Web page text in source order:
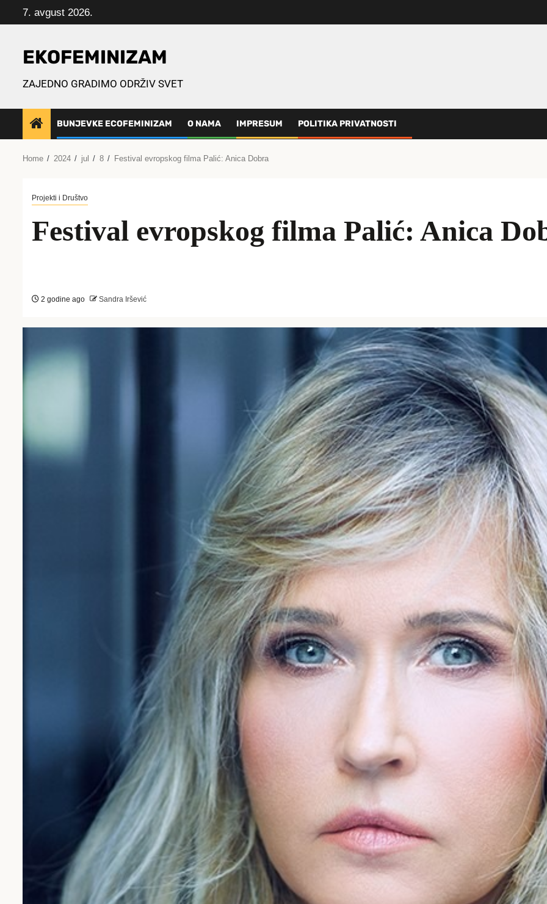
to
7. avgust 2026.
EKOFEMINIZAM
ZAJEDNO GRADIMO ODRŽIV SVET
BUNJEVKE ECOFEMINIZAM O NAMA IMPRESUM POLITIKA PRIVATNOSTI
Home 2024 jul 8 Festival evropskog filma Palić: Anica Dobra
Projekti i Društvo
Festival evropskog filma Palić: Anica
2 godine ago Sandra Iršević